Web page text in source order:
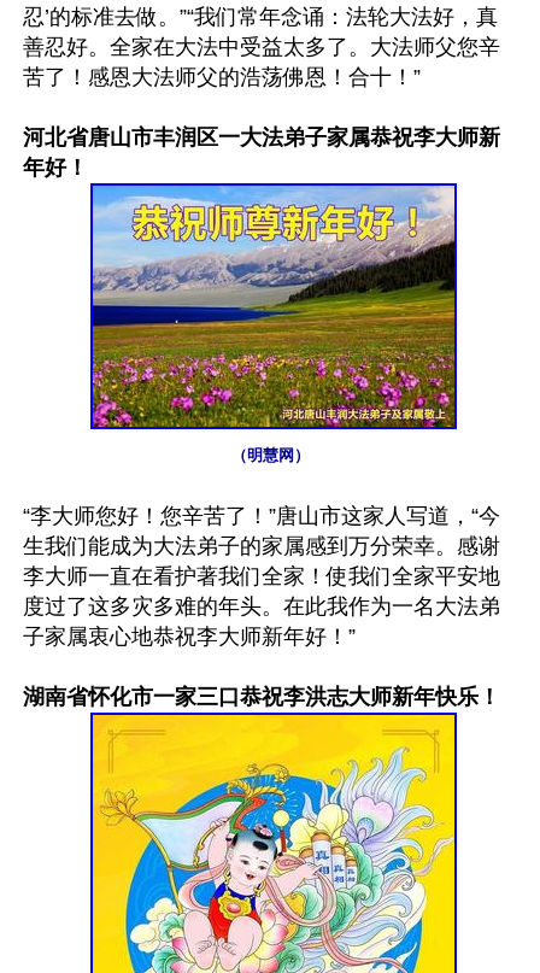
忍’的标准去做。”“我们常年念诵：法轮大法好，真
善忍好。全家在大法中受益太多了。大法师父您辛
苦了！感恩大法师父的浩荡佛恩！合十！”
河北省唐山市丰润区一大法弟子家属恭祝李大师新
年好！
（明慧网）
“李大师您好！您辛苦了！”唐山市这家人写道，“今
生我们能成为大法弟子的家属感到万分荣幸。感谢
李大师一直在看护著我们全家！使我们全家平安地
度过了这多灾多难的年头。在此我作为一名大法弟
子家属衷心地恭祝李大师新年好！”
湖南省怀化市一家三口恭祝李洪志大师新年快乐！